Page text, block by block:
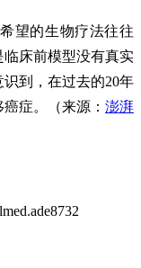
望的生物疗法往往
床前模型没有真实
到，在过去的20年
症。（来源： 澎湃